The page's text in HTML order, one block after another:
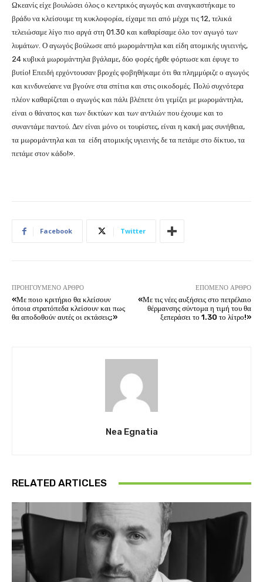
Ωκεανίς είχε βουλώσει όλος ο κεντρικός αγωγός και αναγκαστήκαμε το
βράδυ να κλείσουμε τη κυκλοφορία, είχαμε πει από μέχρι τις 12, τελικά
τελειώσαμε λίγο πιο αργά στη 01.30 και καθαρίσαμε όλο τον αγωγό των
λυμάτων. Ο αγωγός βούλωσε από μωρομάντηλα και είδη ατομικής υγιεινής,
24 κυβικά μωρομάντηλα βγάλαμε, δύο φορές ήρθε φόρτωσε και έφυγε το
βυτίο! Επειδή ερχόντουσαν βροχές φοβηθήκαμε ότι θα πλημμύριζε ο αγωγός
και κινδυνεύανε να βγούνε στα σπίτια και στις οικοδομές. Πολύ συχνότερα
πλέον καθαρίζεται ο αγωγός και πάλι βλέπετε ότι γεμίζει με μωρομάντηλα,
είναι ο θάνατος και των δικτύων και των αντλιών που έχουμε και το
συναντάμε παντού. Δεν είναι μόνο οι τουρίστες, είναι η κακή μας συνήθεια,
τα μωρομάντηλα και τα είδη ατομικής υγιεινής δε τα πετάμε στο δίκτυο, τα
πετάμε στον κάδο!».
Facebook Twitter
ΠΡΟΗΓΟΎΜΕΝΟ ΆΡΘΡΟ
«Με ποιο κριτήριο θα κλείσουν
όποια στρατόπεδα κλείσουν και πως
θα αποδοθούν αυτές οι εκτάσεις;»
ΕΠΌΜΕΝΟ ΆΡΘΡΟ
«Με τις νέες αυξήσεις στο πετρέλαιο
θέρμανσης σύντομα η τιμή του θα
ξεπεράσει το 1.30 το λίτρο!»
Nea Egnatia
RELATED ARTICLES